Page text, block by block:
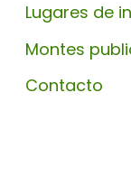
Lugares de
Montes
Contacto